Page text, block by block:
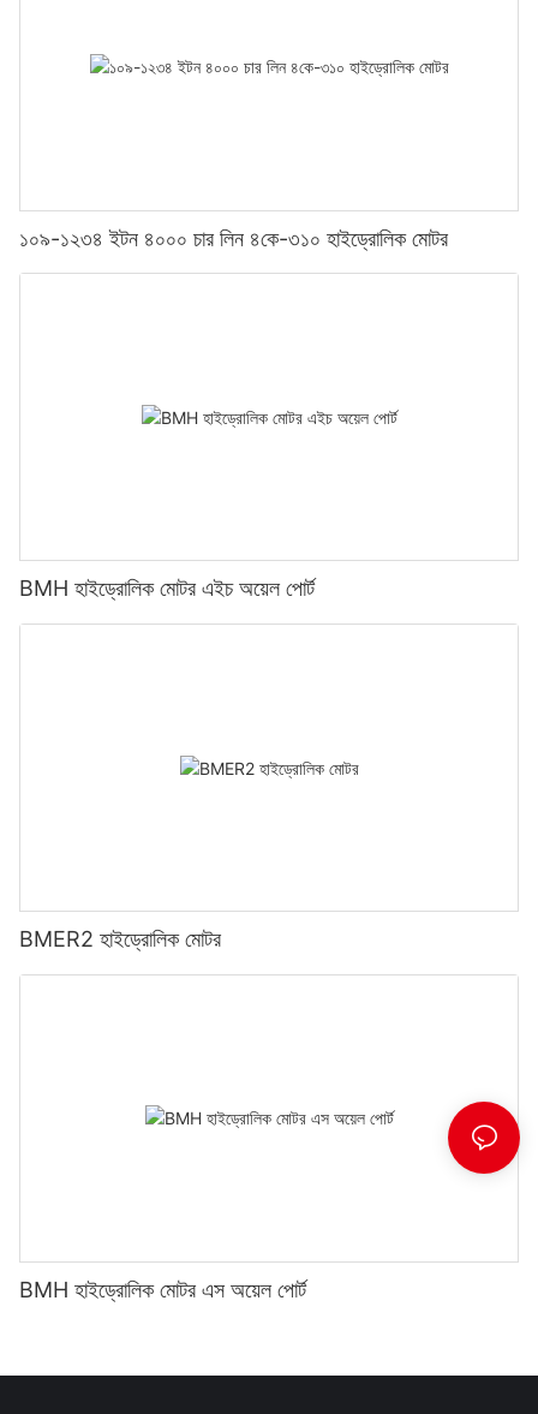
১০৯-১২৩৪ ইটন ৪০০০ চার লিন ৪কে-৩১০ হাইড্রোলিক মোটর
BMH হাইড্রোলিক মোটর এইচ অয়েল পোর্ট
BMER2 হাইড্রোলিক মোটর
BMH হাইড্রোলিক মোটর এস অয়েল পোর্ট